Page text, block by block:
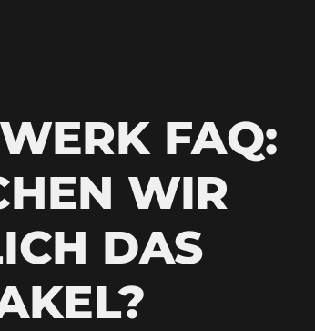
FAQ:
WIR
DAS